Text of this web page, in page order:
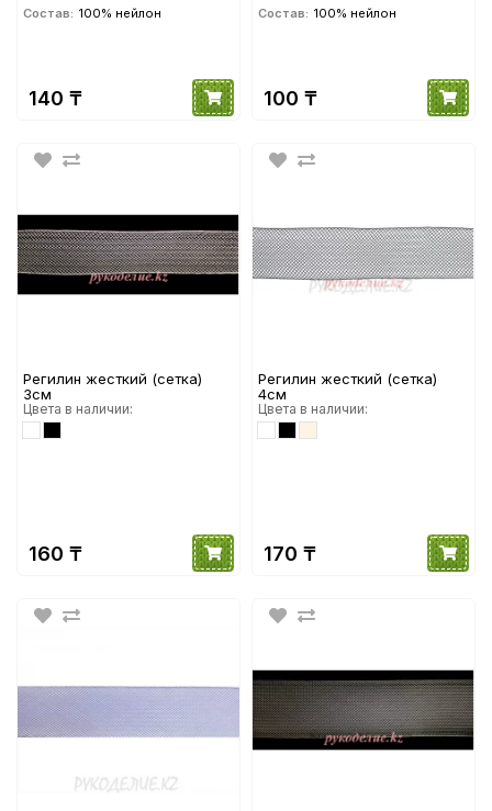
Состав: 100% нейлон
140 ₸
Состав: 100% нейлон
100 ₸
Регилин жесткий (сетка)
3см
Цвета в наличии:
160 ₸
Регилин жесткий (сетка)
4см
Цвета в наличии:
170 ₸